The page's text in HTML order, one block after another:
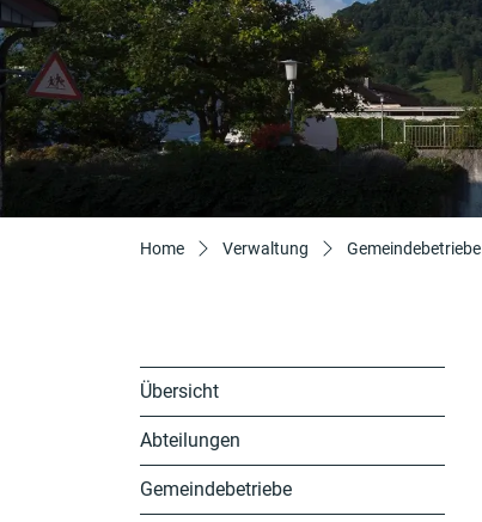
Home Verwaltung Gemeindebetriebe
Übersicht
Abteilungen
Gemeindebetriebe